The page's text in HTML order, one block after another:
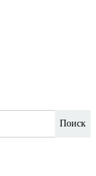
Поиск